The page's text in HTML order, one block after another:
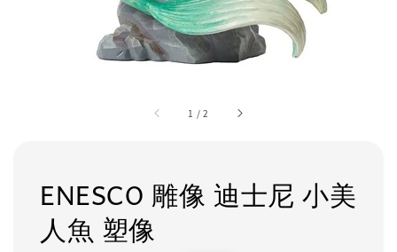
1 /2
ENESCO 雕像 迪士尼 小美
人魚 塑像